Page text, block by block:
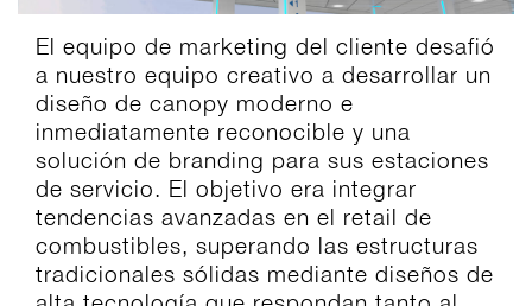
El equipo de marketing del cliente desafió
a nuestro equipo creativo a desarrollar un
diseño de canopy moderno e
inmediatamente reconocible y una
solución de branding para sus estaciones
de servicio. El objetivo era integrar
tendencias avanzadas en el retail de
combustibles, superando las estructuras
tradicionales sólidas mediante diseños de